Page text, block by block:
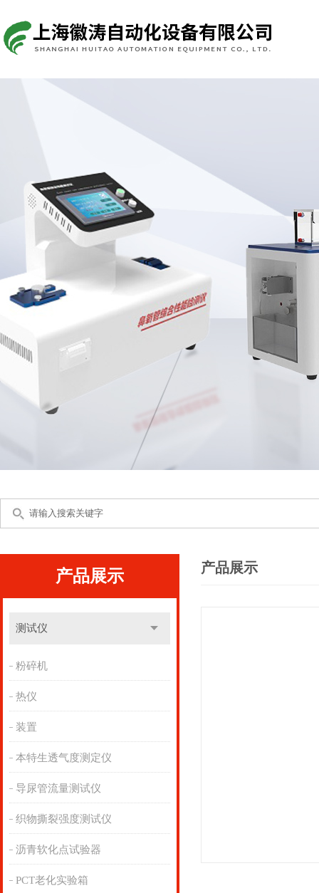
产品展示
测试仪
粉碎机
热仪
装置
本特生透气度测定仪
导尿管流量测试仪
织物撕裂强度测试仪
沥青软化点试验器
PCT老化实验箱
产品展示